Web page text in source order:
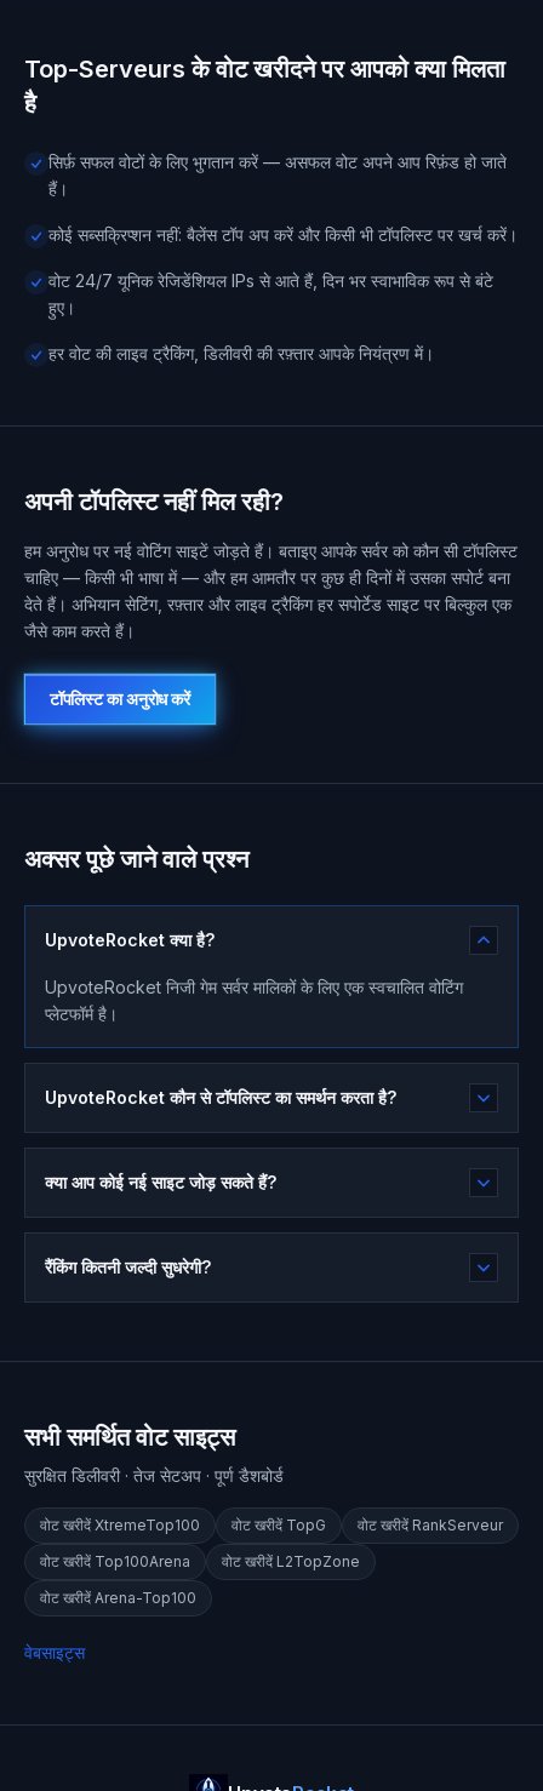
Top-Serveurs के वोट खरीदने पर आपको क्या मिलता
है
सिर्फ़ सफल वोटों के लिए भुगतान करें — असफल वोट अपने आप रिफ़ंड हो जाते
हैं।
कोई सब्सक्रिप्शन नहीं: बैलेंस टॉप अप करें और किसी भी टॉपलिस्ट पर खर्च करें।
वोट 24/7 यूनिक रेजिडेंशियल IPs से आते हैं, दिन भर स्वाभाविक रूप से बंटे
हुए।
हर वोट की लाइव ट्रैकिंग, डिलीवरी की रफ़्तार आपके नियंत्रण में।
अपनी टॉपलिस्ट नहीं मिल रही?
हम अनुरोध पर नई वोटिंग साइटें जोड़ते हैं। बताइए आपके सर्वर को कौन सी टॉपलिस्ट
चाहिए — किसी भी भाषा में — और हम आमतौर पर कुछ ही दिनों में उसका सपोर्ट बना
देते हैं। अभियान सेटिंग, रफ़्तार और लाइव ट्रैकिंग हर सपोर्टेड साइट पर बिल्कुल एक
जैसे काम करते हैं।
टॉपलिस्ट का अनुरोध करें
अक्सर पूछे जाने वाले प्रश्न
UpvoteRocket क्या है?
UpvoteRocket निजी गेम सर्वर मालिकों के लिए एक स्वचालित वोटिंग
प्लेटफॉर्म है।
UpvoteRocket कौन से टॉपलिस्ट का समर्थन करता है?
क्या आप कोई नई साइट जोड़ सकते हैं?
रैंकिंग कितनी जल्दी सुधरेगी?
सभी समर्थित वोट साइट्स
सुरक्षित डिलीवरी · तेज सेटअप · पूर्ण डैशबोर्ड
वोट खरीदें XtremeTop100 वोट खरीदें TopG वोट खरीदें RankServeur
वोट खरीदें Top100Arena वोट खरीदें L2TopZone
वोट खरीदें Arena-Top100
वेबसाइट्स